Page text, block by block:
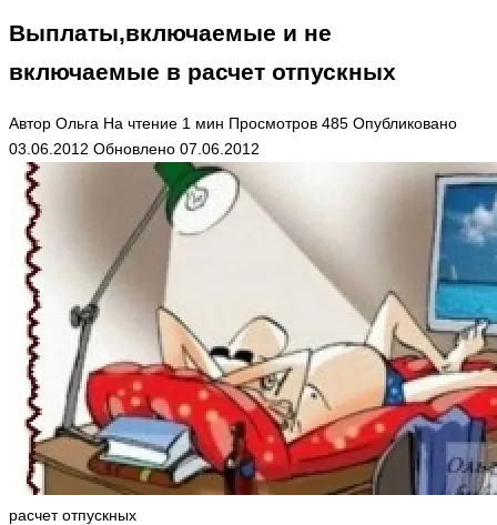
Выплаты,включаемые и не
включаемые в расчет отпускных
Автор Ольга На чтение 1 мин Просмотров 485 Опубликовано
03.06.2012 Обновлено 07.06.2012
расчет отпускных